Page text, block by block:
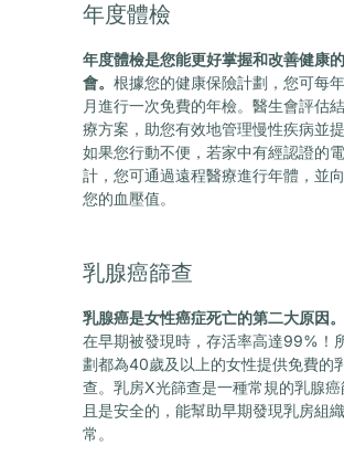
年度體檢
年度體檢是您能更好掌握和改善健康
會。 根據您的健康保險計劃，您可每
月進行一次免費的年檢。醫生會評估
療方案，助您有效地管理慢性疾病並提
如果您行動不便，若家中有經認證的
計，您可通過遠程醫療進行年體，並
您的血壓值。
乳腺癌篩查
乳腺癌是女性癌症死亡的第二大原因。
在早期被發現時，存活率高達99%！
劃都為40歲及以上的女性提供免費的
查。乳房X光篩查是一種常規的乳腺癌
且是安全的，能幫助早期發現乳房組
常。